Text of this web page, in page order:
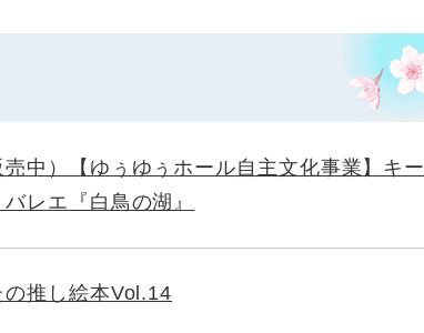
売中）【ゆぅゆぅホール自主文化事業】キー
レエ『白鳥の湖』
推し絵本Vol.14